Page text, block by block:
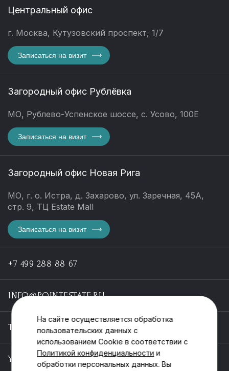
Центральный офис
г. Москва, Кутузовский проспект, 1/7
Записаться на визит
Загородный офис Рублёвка
МО, Рублево-Успенское шоссе, с. Усово, 100Е
Записаться на визит
Загородный офис Новая Рига
МО, г. о. Истра, д. Захарово, ул. Заречная, 45А,
стр. 9, ТЦ Estate Mall
Записаться на визит
+7 499 288 88 67
INFO@POINTESTATE.RU
TELEGRAM
YOUTUBE
На сайте осуществляется обработка
пользовательских данных с
использованием Cookie в соответствии с
Политикой конфиденциальности и
обработки персональных данных. Вы